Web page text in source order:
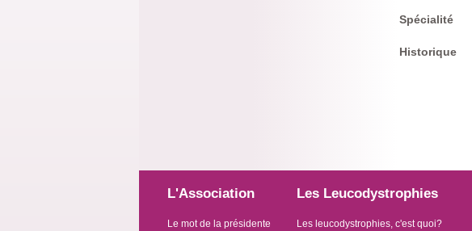
Spécialité
Historique
L'Association
Le mot de la présidente
Les Leucodystrophies
Les leucodystrophies, c'est quoi?